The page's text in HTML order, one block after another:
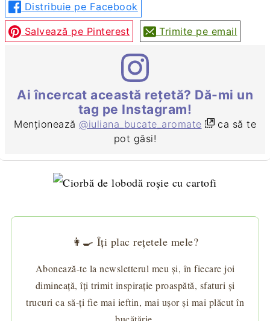
Distribuie pe Facebook
Salvează pe Pinterest Trimite pe email
Ai încercat această rețetă? Dă-mi un
tag pe Instagram!
Menționează @iuliana_bucate_aromate
ca să te
pot găsi!
👩‍🍳 Îți plac rețetele mele?
Abonează-te la newsletterul meu și, în fiecare joi
dimineață, îți trimit inspirație proaspătă, sfaturi și
trucuri ca să-ți fie mai ieftin, mai ușor și mai plăcut în